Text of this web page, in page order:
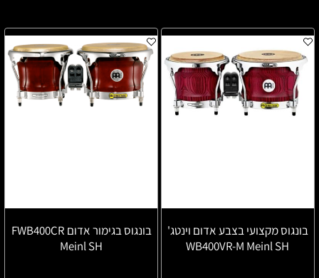
בונגוס מקצועי בצבע אדום וינטג'
WB400VR-M Meinl SH
בונגוס בגימור אדום FWB400CR
Meinl SH